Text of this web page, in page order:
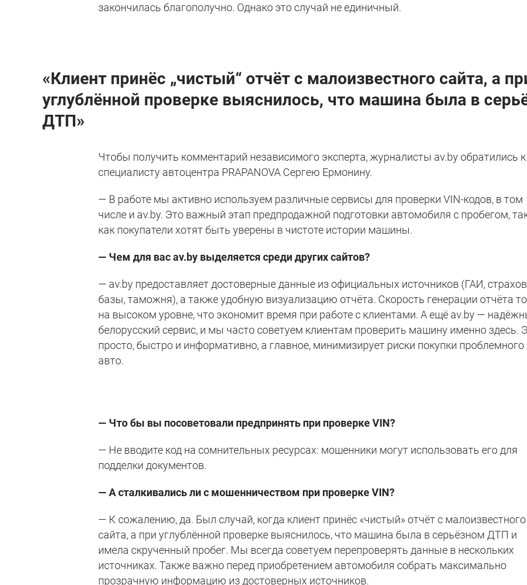
закончилась благополучно. Однако это случай не единичный.
«Клиент принёс „чистый“ отчёт с малоизвестного сайта, а
углублённой проверке выяснилось, что машина была в
ДТП»
Чтобы получить комментарий независимого эксперта, журналисты av.by обратились к
специалисту автоцентра PRAPANOVA Сергею Ермонину.
— В работе мы активно используем различные сервисы для проверки VIN-кодов, в том
числе и av.by. Это важный этап предпродажной подготовки автомобиля с пробегом,
как покупатели хотят быть уверены в чистоте истории машины.
— Чем для вас av.by выделяется среди других сайтов?
— av.by предоставляет достоверные данные из официальных источников (ГАИ,
базы, таможня), а также удобную визуализацию отчёта. Скорость генерации отчёта
на высоком уровне, что экономит время при работе с клиентами. А ещё av.by —
белорусский сервис, и мы часто советуем клиентам проверить машину именно здесь.
просто, быстро и информативно, а главное, минимизирует риски покупки проблемного
авто.
— Что бы вы посоветовали предпринять при проверке VIN?
— Не вводите код на сомнительных ресурсах: мошенники могут использовать его для
подделки документов.
— А сталкивались ли с мошенничеством при проверке VIN?
— К сожалению, да. Был случай, когда клиент принёс «чистый» отчёт с малоизвестного
сайта, а при углублённой проверке выяснилось, что машина была в серьёзном ДТП и
имела скрученный пробег. Мы всегда советуем перепроверять данные в нескольких
источниках. Также важно перед приобретением автомобиля собрать максимально
прозрачную информацию из достоверных источников.